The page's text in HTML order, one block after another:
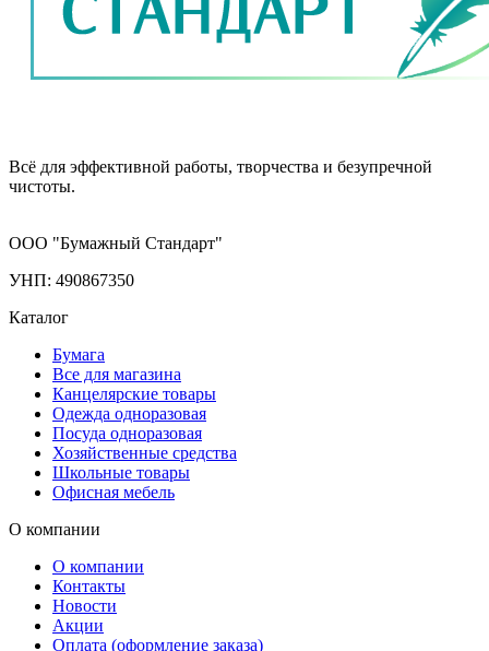
Всё для эффективной работы, творчества и безупречной
чистоты.
ООО "Бумажный Стандарт"
УНП: 490867350
Каталог
Бумага
Все для магазина
Канцелярские товары
Одежда одноразовая
Посуда одноразовая
Хозяйственные средства
Школьные товары
Офисная мебель
О компании
О компании
Контакты
Новости
Акции
Оплата (оформление заказа)